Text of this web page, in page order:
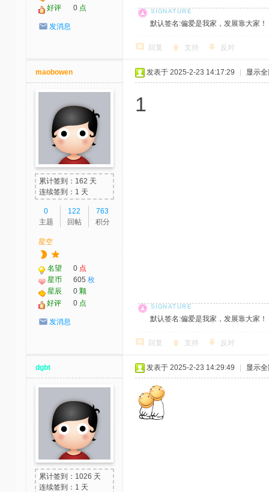
好评
0 点
发消息 默认签名:偏爱是我家，发展靠大家
回复 支持 反对
maobowen
累计签到：162 天
连续签到：1 天
0
主题
122
回帖
763
积分
星空
名望 0 点
星币
605 枚
星辰
0 颗
好评
0 点
发消息
发表于 2025-2-23 14:17:29 显示
1
默认签名:偏爱是我家，发展靠大家
回复 支持 反对
dgbt
累计签到：1026 天
连续签到：1 天
发表于 2025-2-23 14:29:49 显示